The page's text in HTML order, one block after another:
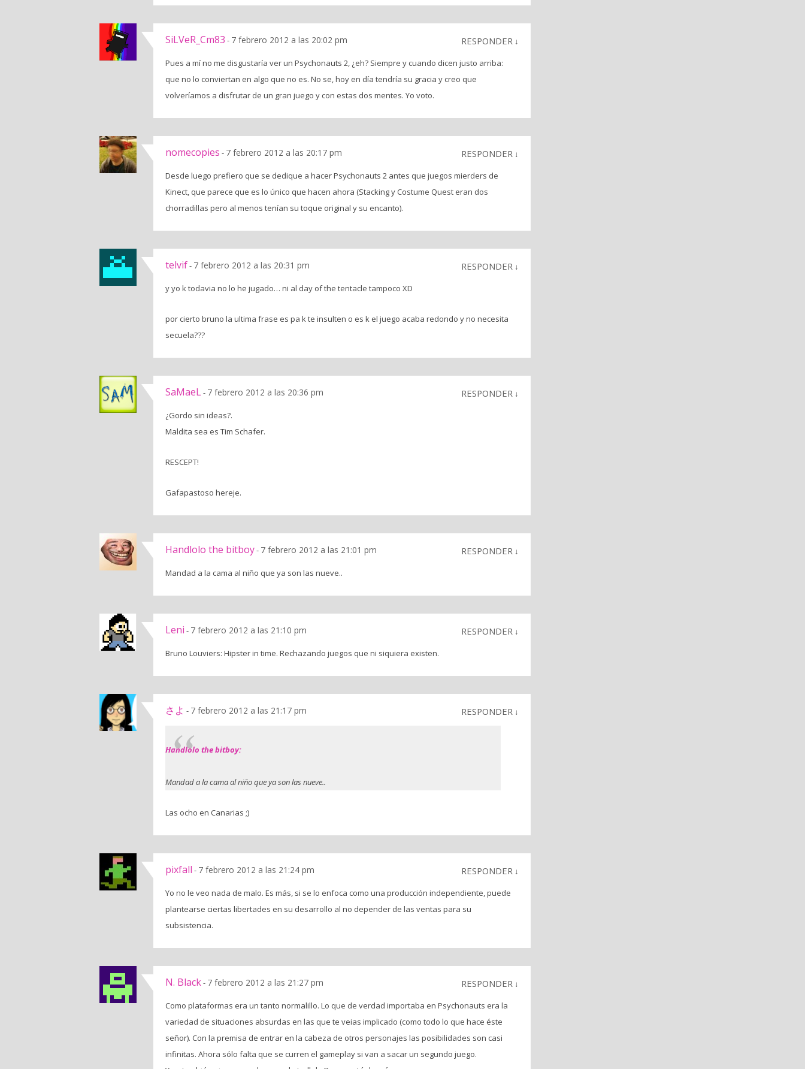
SiLVeR_Cm83 - 7 febrero 2012 a las 20:02 pm RESPONDER ↓
Pues a mí no me disgustaría ver un Psychonauts 2, ¿eh? Siempre y cuando dicen justo arriba:
que no lo conviertan en algo que no es. No se, hoy en día tendría su gracia y creo que
volveríamos a disfrutar de un gran juego y con estas dos mentes. Yo voto.
nomecopies - 7 febrero 2012 a las 20:17 pm RESPONDER ↓
Desde luego prefiero que se dedique a hacer Psychonauts 2 antes que juegos mierders de
Kinect, que parece que es lo único que hacen ahora (Stacking y Costume Quest eran dos
chorradillas pero al menos tenían su toque original y su encanto).
telvif- 7 febrero 2012 a las 20:31 pm RESPONDER ↓
y yo k todavia no lo he jugado… ni al day of the tentacle tampoco XD
por cierto bruno la ultima frase es pa k te insulten o es k el juego acaba redondo y no necesita
secuela???
SaMaeL- 7 febrero 2012 a las 20:36 pm RESPONDER ↓
¿Gordo sin ideas?.
Maldita sea es Tim Schafer.
RESCEPT!
Gafapastoso hereje.
Handlolo the bitboy- 7 febrero 2012 a las 21:01 pm RESPONDER ↓
Mandad a la cama al niño que ya son las nueve..
Leni - 7 febrero 2012 a las 21:10 pm RESPONDER ↓
Bruno Louviers: Hipster in time. Rechazando juegos que ni siquiera existen.
さよ - 7 febrero 2012 a las 21:17 pm RESPONDER ↓
Handlolo the bitboy:
Mandad a la cama al niño que ya son las nueve..
Las ocho en Canarias ;)
pixfall - 7 febrero 2012 a las 21:24 pm RESPONDER ↓
Yo no le veo nada de malo. Es más, si se lo enfoca como una producción independiente, puede
plantearse ciertas libertades en su desarrollo al no depender de las ventas para su
subsistencia.
N. Black- 7 febrero 2012 a las 21:27 pm RESPONDER ↓
Como plataformas era un tanto normalillo. Lo que de verdad importaba en Psychonauts era la
variedad de situaciones absurdas en las que te veias implicado (como todo lo que hace éste
señor). Con la premisa de entrar en la cabeza de otros personajes las posibilidades son casi
infinitas. Ahora sólo falta que se curren el gameplay si van a sacar un segundo juego.